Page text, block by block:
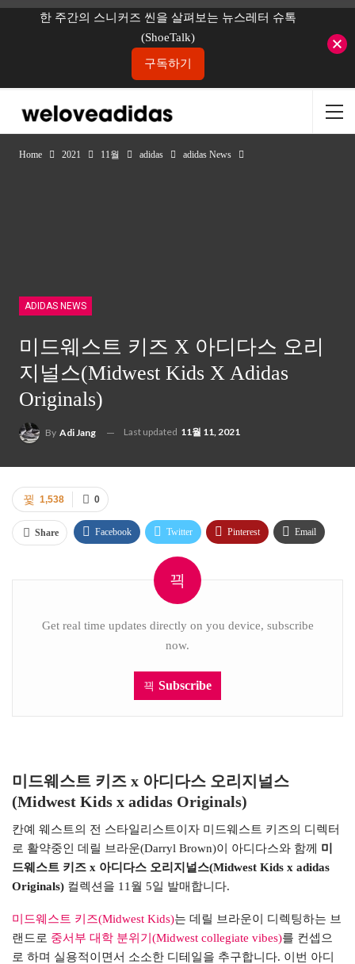
Home 2021 11월 adidas adidas News
ADIDAS NEWS
미드웨스트 키즈 X 아디다스 오리
지널스(Midwest Kids X Adidas
Originals)
By Adi Jang Last updated 11월 11, 2021
0
1,538
Share Facebook Twitter Pinterest Email
Get real time updates directly on you device, subscribe
now.
Subscribe
미드웨스트 키즈 x 아디다스 오리지널스
(Midwest Kids x adidas Originals)
칸예 웨스트의 전 스타일리스트이자 미드웨스트 키즈의 디렉터
로 활약중인 데릴 브라운(Darryl Brown)이 아디다스와 함께 미
드웨스트 키즈 x 아디다스 오리지널스(Midwest Kids x adidas
Originals) 컬렉션을 11월 5일 발매합니다.
미드웨스트 키즈(Midwest Kids)는 데릴 브라운이 디렉팅하는 브
랜드로 중서부 대학 분위기(Midwest collegiate vibes)를 컨셉으
로 하며 실용적이면서 소소한 디테일을 추구합니다. 이번 아디
한 주간의 스니커즈 씬을 살펴보는 뉴스레터 슈톡
(ShoeTalk)
구독하기